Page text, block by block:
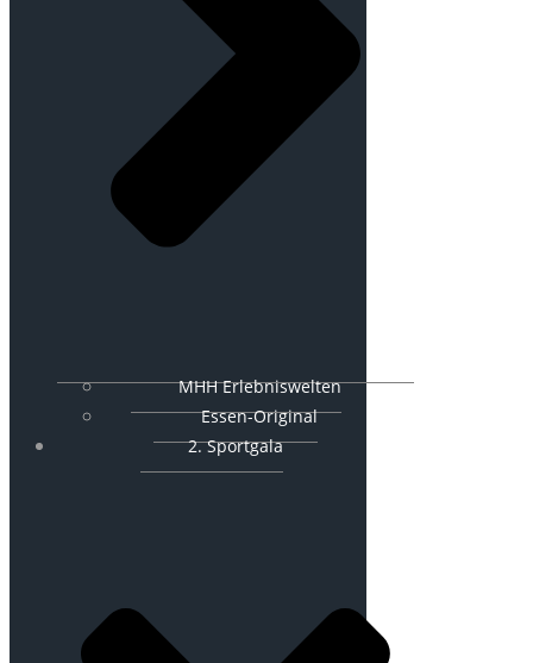
MHH Erlebniswelten
Essen-Original
2. Sportgala